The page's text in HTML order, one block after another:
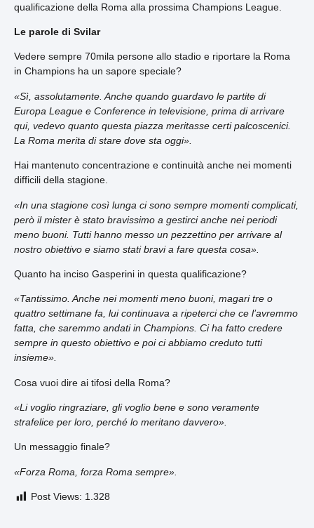
qualificazione della Roma alla prossima Champions League.
Le parole di Svilar
Vedere sempre 70mila persone allo stadio e riportare la Roma
in Champions ha un sapore speciale?
«Sì, assolutamente. Anche quando guardavo le partite di
Europa League e Conference in televisione, prima di arrivare
qui, vedevo quanto questa piazza meritasse certi palcoscenici.
La Roma merita di stare dove sta oggi».
Hai mantenuto concentrazione e continuità anche nei momenti
difficili della stagione.
«In una stagione così lunga ci sono sempre momenti complicati,
però il mister è stato bravissimo a gestirci anche nei periodi
meno buoni. Tutti hanno messo un pezzettino per arrivare al
nostro obiettivo e siamo stati bravi a fare questa cosa».
Quanto ha inciso Gasperini in questa qualificazione?
«Tantissimo. Anche nei momenti meno buoni, magari tre o
quattro settimane fa, lui continuava a ripeterci che ce l’avremmo
fatta, che saremmo andati in Champions. Ci ha fatto credere
sempre in questo obiettivo e poi ci abbiamo creduto tutti
insieme».
Cosa vuoi dire ai tifosi della Roma?
«Li voglio ringraziare, gli voglio bene e sono veramente
strafelice per loro, perché lo meritano davvero».
Un messaggio finale?
«Forza Roma, forza Roma sempre».
Post Views: 1.328